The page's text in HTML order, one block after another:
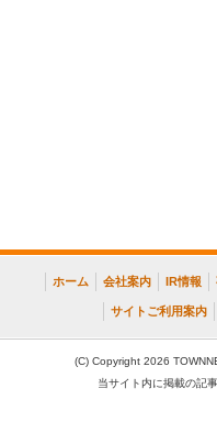
ホーム 会社案内 IR情報
サイトご利用案内
(C) Copyright 2026
当サイト内に掲載の記